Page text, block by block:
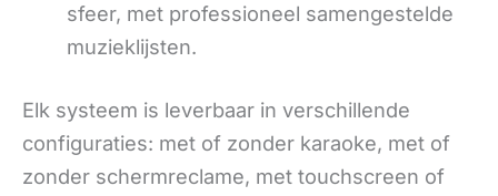
sfeer, met professioneel samengestelde
muzieklijsten.
Elk systeem is leverbaar in verschillende
configuraties: met of zonder karaoke, met of
zonder schermreclame, met touchscreen of